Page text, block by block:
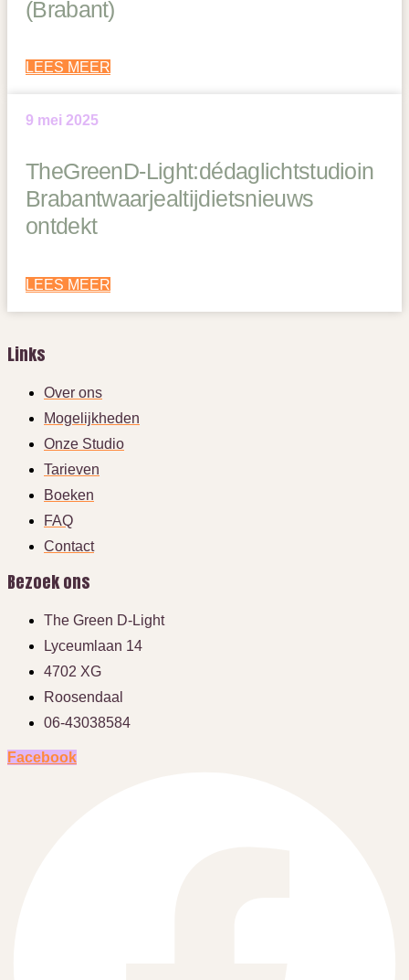
(Brabant)
LEES MEER
9 mei 2025
The Green D-Light: dé daglichtstudio in
Brabant waar je altijd iets nieuws
ontdekt
LEES MEER
Links
Over ons
Mogelijkheden
Onze Studio
Tarieven
Boeken
FAQ
Contact
Bezoek ons
The Green D-Light
Lyceumlaan 14
4702 XG
Roosendaal
06-43038584
Facebook